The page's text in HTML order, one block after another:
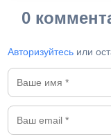
0
Авторизуйтесь или